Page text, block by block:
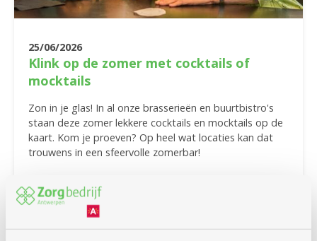
25/06/2026
Klink op de zomer met cocktails of
mocktails
Zon in je glas! In al onze brasserieën en buurtbistro's
staan deze zomer lekkere cocktails en mocktails op de
kaart. Kom je proeven? Op heel wat locaties kan dat
trouwens in een sfeervolle zomerbar!